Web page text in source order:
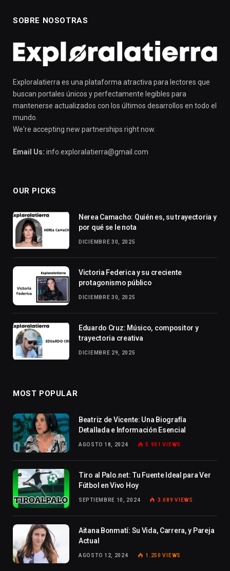
SOBRE NOSOTRAS
Exploralatierra es una plataforma atractiva para lectores que
buscan portales únicos y perfectamente legibles para
mantenerse actualizados con los últimos desarrollos en todo el
mundo.
We're accepting new partnerships right now.
Email Us: info.exploralatierra@gmail.com
OUR PICKS
Nerea Camacho: Quién es, su trayectoria y
por qué se le nota
DICIEMBRE 30, 2025
Victoria Federica y su creciente
protagonismo público
DICIEMBRE 30, 2025
Eduardo Cruz: Músico, compositor y
trayectoria creativa
DICIEMBRE 29, 2025
MOST POPULAR
Beatriz de Vicente: Una Biografía
Detallada e Información Esencial
AGOSTO 18, 2024 5.901VIEWS
Tiro al Palo.net: Tu Fuente Ideal para Ver
Fútbol en Vivo Hoy
SEPTIEMBRE 10, 2024 3.089VIEWS
Aitana Bonmatí: Su Vida, Carrera, y Pareja
Actual
AGOSTO 12, 2024 1.250VIEWS